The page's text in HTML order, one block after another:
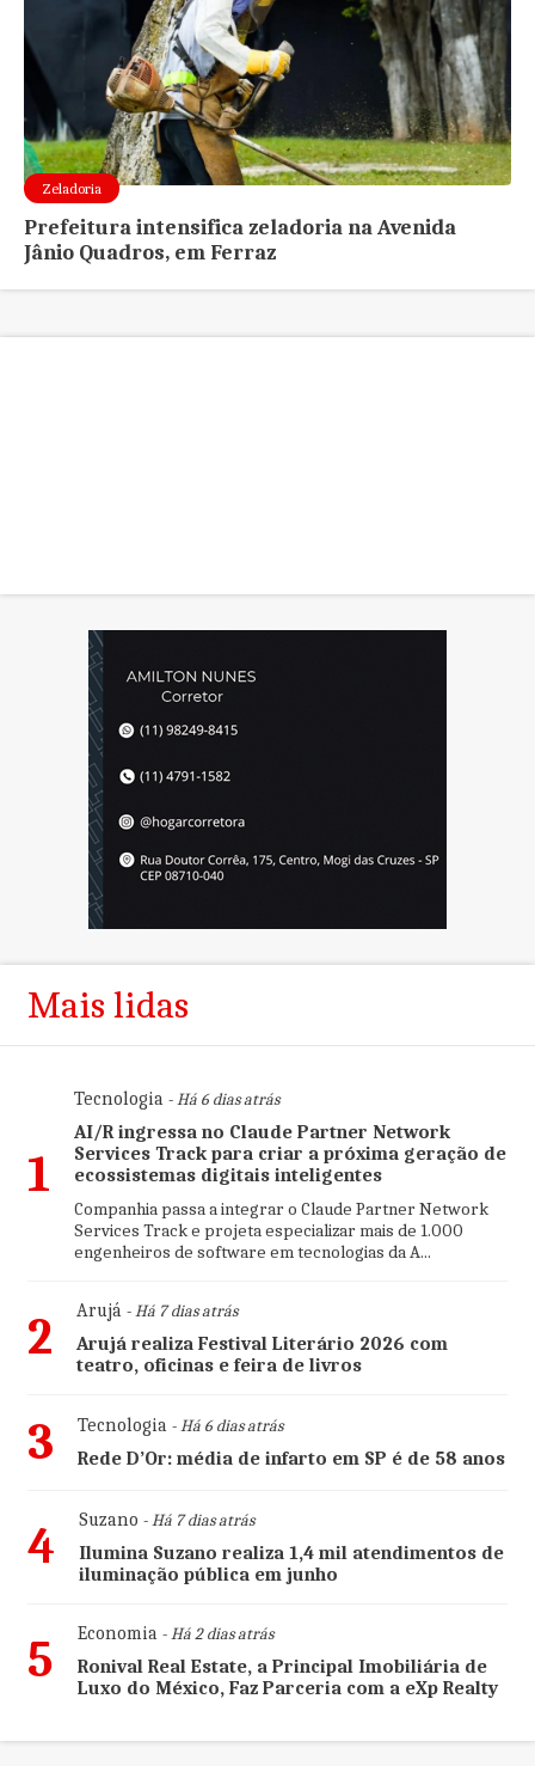
Zeladoria
Prefeitura intensifica zeladoria na Avenida
Jânio Quadros, em Ferraz
Mais lidas
1
Tecnologia- Há 6 dias atrás
AI/R ingressa no Claude Partner Network
Services Track para criar a próxima geração de
ecossistemas digitais inteligentes
Companhia passa a integrar o Claude Partner Network
Services Track e projeta especializar mais de 1.000
engenheiros de software em tecnologias da A...
2 Arujá- Há 7 dias atrás
Arujá realiza Festival Literário 2026 com
teatro, oficinas e feira de livros
3 Tecnologia- Há 6 dias atrás
Rede D’Or: média de infarto em SP é de 58 anos
4 Suzano - Há 7 dias atrás
Ilumina Suzano realiza 1,4 mil atendimentos de
iluminação pública em junho
5 Economia- Há 2 dias atrás
Ronival Real Estate, a Principal Imobiliária de
Luxo do México, Faz Parceria com a eXp Realty